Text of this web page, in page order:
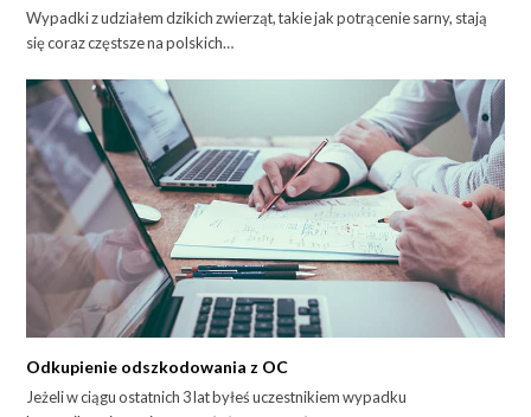
Wypadki z udziałem dzikich zwierząt, takie jak potrącenie sarny, stają
się coraz częstsze na polskich…
Odkupienie odszkodowania z OC
Jeżeli w ciągu ostatnich 3 lat byłeś uczestnikiem wypadku